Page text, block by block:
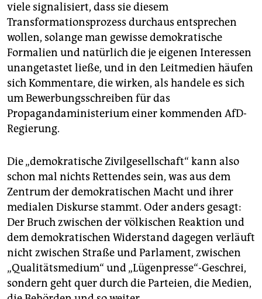
viele signalisiert, dass sie diesem
Transformationsprozess durchaus entsprechen
wollen, solange man gewisse demokratische
Formalien und natürlich die je eigenen Interessen
unangetastet ließe, und in den Leitmedien häufen
sich Kommentare, die wirken, als handele es sich
um Bewerbungsschreiben für das
Propagandaministerium einer kommenden AfD-
Regierung.
Die „demokratische Zivilgesellschaft“ kann also
schon mal nichts Rettendes sein, was aus dem
Zentrum der demokratischen Macht und ihrer
medialen Diskurse stammt. Oder anders gesagt:
Der Bruch zwischen der völkischen Reaktion und
dem demokratischen Widerstand dagegen verläuft
nicht zwischen Straße und Parlament, zwischen
„Qualitätsmedium“ und „Lügenpresse“-Geschrei,
sondern geht quer durch die Parteien, die Medien,